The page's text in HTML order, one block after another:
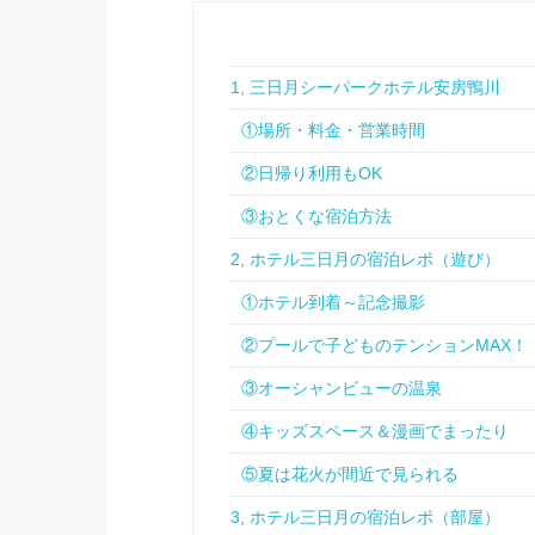
1, 三日月シーパークホテル安房鴨川
①場所・料金・営業時間
②日帰り利用もOK
③おとくな宿泊方法
2, ホテル三日月の宿泊レポ（遊び）
①ホテル到着～記念撮影
②プールで子どものテンションMAX！
③オーシャンビューの温泉
④キッズスペース＆漫画でまったり
⑤夏は花火が間近で見られる
3, ホテル三日月の宿泊レポ（部屋）